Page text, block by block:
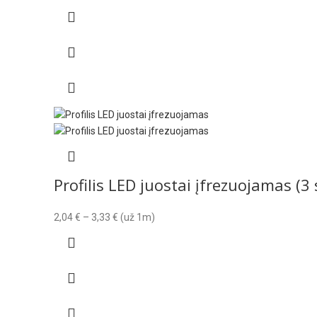
Profilis LED juostai įfrezuojamas (3
2,04€ – 3,33 € Price
(už 1m)